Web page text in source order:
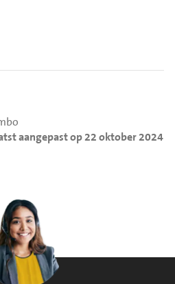
aangepast op 22 oktober 2024